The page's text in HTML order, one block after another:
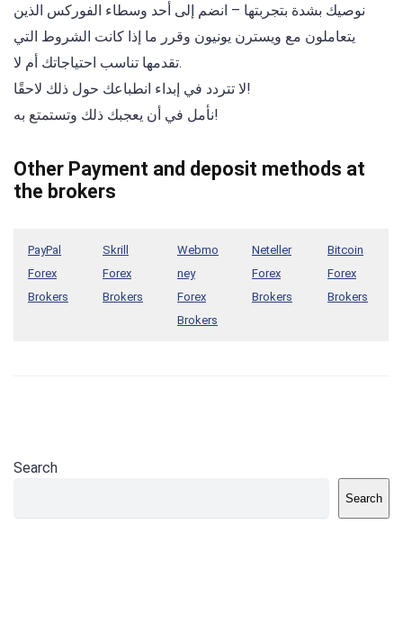
نوصيك بشدة بتجربتها – انضم إلى أحد وسطاء الفوركس الذين
يتعاملون مع ويسترن يونيون وقرر ما إذا كانت الشروط التي
تقدمها تناسب احتياجاتك أم لا.
لا تتردد في إبداء انطباعك حول ذلك لاحقًا!
نأمل في أن يعجبك ذلك وتستمتع به!
Other Payment and deposit methods at
the brokers
PayPal
Forex
Brokers
Skrill
Forex
Brokers
Webmo
ney
Forex
Brokers
Neteller
Forex
Brokers
Bitcoin
Forex
Brokers
Search
Search